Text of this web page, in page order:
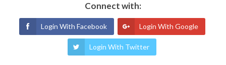
Connect with:
Login With Facebook Login With Google
Login With Twitter